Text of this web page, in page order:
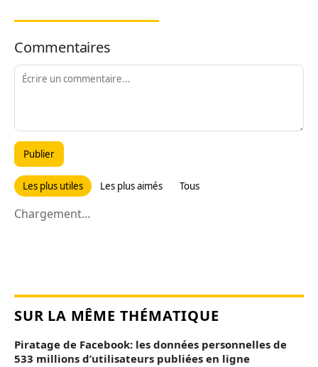
Commentaires
Publier
Les plus utiles Les plus aimés Tous
Chargement...
SUR LA MÊME THÉMATIQUE
Piratage de Facebook: les données personnelles de
533 millions d’utilisateurs publiées en ligne